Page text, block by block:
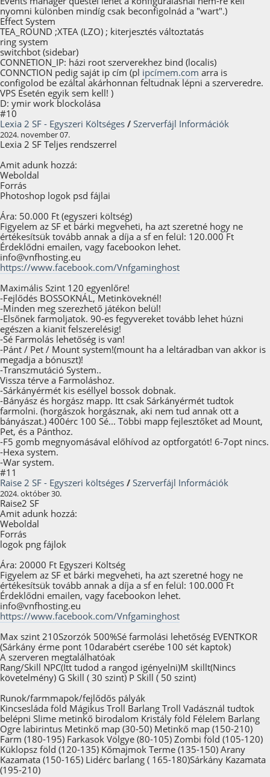
nyomni különben mindíg csak beconfigolnád a "wart".)
Effect System
TEA_ROUND ;XTEA (LZO) ; kiterjesztés változtatás
ring system
switchbot (sidebar)
CONNETION_IP: házi root szerverekhez bind (localis)
CONNCTION pedig saját ip cím (pl ipcímem.com arra is
configolod be ezáltal akárhonnan feltudnak lépni a szerveredre.
VPS Esetén egyik sem kell! )
D: ymir work blockolása
#10
Lexia 2 SF - Egyszeri Költséges / Szerverfájl Információk
2024. november 07.
Lexia 2 SF Teljes rendszerrel
Amit adunk hozzá:
Weboldal
Forrás
Photoshop logok psd fájlai
Ára: 50.000 Ft (egyszeri költség)
Figyelem az SF et bárki megveheti, ha azt szeretné hogy ne
értékesítsük tovább annak a díja a sf en felül: 120.000 Ft
Érdeklődni emailen, vagy facebookon lehet.
info@vnfhosting.eu
https://www.facebook.com/Vnfgaminghost
Maximális Szint 120 egyenlőre!
-Fejlődés BOSSOKNÁL, Metinköveknél!
-Minden meg szerezhető játékon belül!
-Elsőnek farmoljatok. 90-es fegyvereket tovább lehet húzni
egészen a kianit felszerelésig!
-Sé Farmolás lehetőség is van!
-Pánt / Pet / Mount system!(mount ha a leltáradban van akkor is
megadja a bónuszt)!
-Transzmutáció System..
Vissza térve a Farmoláshoz.
-Sárkányérmét kis eséllyel bossok dobnak.
-Bányász és horgász mapp. Itt csak Sárkányérmét tudtok
farmolni. (horgászok horgásznak, aki nem tud annak ott a
bányászat.) 400érc 100 Sé... Többi mapp fejlesztőket ad Mount,
Pet, és a Pánthoz.
-F5 gomb megnyomásával előhívod az optforgatót! 6-7opt nincs.
-Hexa system.
-War system.
#11
Raise 2 SF - Egyszeri költséges / Szerverfájl Információk
2024. október 30.
Raise2 SF
Amit adunk hozzá:
Weboldal
Forrás
logok png fájlok
Ára: 20000 Ft Egyszeri Költség
Figyelem az SF et bárki megveheti, ha azt szeretné hogy ne
értékesítsük tovább annak a díja a sf en felül: 100.000 Ft
Érdeklődni emailen, vagy facebookon lehet.
info@vnfhosting.eu
https://www.facebook.com/Vnfgaminghost
Max szint 210Szorzók 500%Sé farmolási lehetőség EVENTKOR
(Sárkány érme pont 10darabért cserébe 100 sét kaptok)
A szerveren megtalálhatóak
Rang/Skill NPC(Itt tudod a rangod igényelni)M skillt(Nincs
követelmény) G Skill ( 30 szint) P Skill ( 50 szint)
Runok/farmmapok/fejlődős pályák
Kincsesláda föld Mágikus Troll Barlang Troll Vadásznál tudtok
belépni Slime metinkő birodalom Kristály föld Félelem Barlang
Ogre labirintus Metinkő map (30-50) Metinkő map (150-210)
Farm (180-195) Farkasok Völgye (80-105) Zombi föld (105-120)
Küklopsz föld (120-135) Kőmajmok Terme (135-150) Arany
Kazamata (150-165) Lidérc barlang ( 165-180)Sárkány Kazamata
(195-210)